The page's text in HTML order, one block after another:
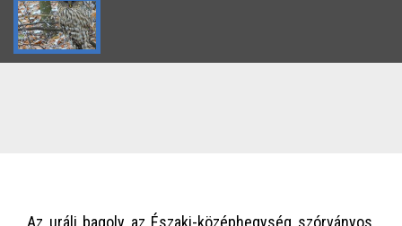
Az uráli bagoly az Északi-középhegység szórványos,